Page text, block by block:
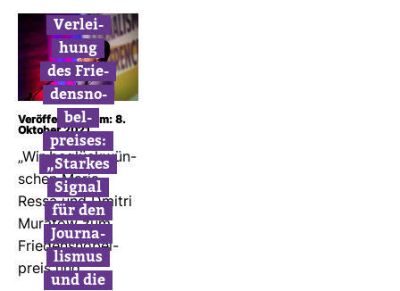
Ver­lei­
hung
des Frie­
dens­no­
bel­
preises:
„Starkes
Signal
für den
Jour­na­
lismus
und die
Veröffentlicht am: 8.
Oktober 2021
„Wir beglück­wün­
schen Maria
Ressa und Dmitri
Muratow zum
Frie­dens­no­bel­
preis und…